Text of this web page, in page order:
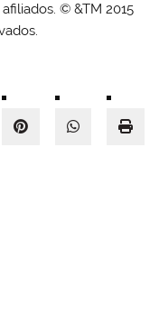
© &TM 2015